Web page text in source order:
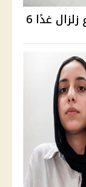
البحوث الفلكية تحسم مزاعم وقوع زلزال غدًا 6